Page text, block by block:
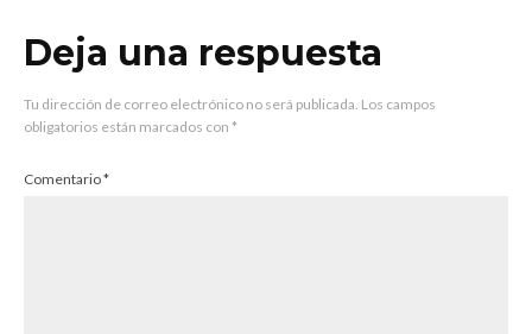
Deja una respuesta
Tu dirección de correo electrónico no será publicada. Los campos
obligatorios están marcados con *
Comentario*